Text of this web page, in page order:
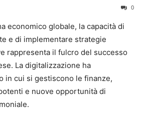
0
economico globale, la capacità di
e di implementare strategie
rappresenta il fulcro del successo
La digitalizzazione ha
in cui si gestiscono le finanze,
e nuove opportunità di